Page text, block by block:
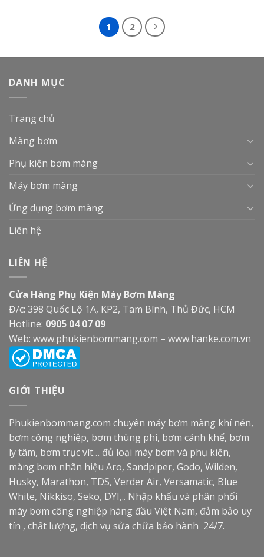
1 2
DANH MỤC
Trang chủ
Màng bơm
Phụ kiện bơm màng
Máy bơm màng
Ứng dụng bơm màng
Liên hệ
LIÊN HỆ
Cửa Hàng Phụ Kiện Máy Bơm Màng
Đ/c: 398 Quốc Lộ 1A, KP2, Tam Bình, Thủ Đức, HCM
Hotline: 0905 04 07 09
Web: www.phukienbommang.com – www.hanke.com.vn
GIỚI THIỆU
Phukienbommang.com chuyên máy bơm màng khí nén,
bơm công nghiệp, bơm thùng phi, bơm cánh khế, bơm
ly tâm, bơm trục vít… đủ loại máy bơm và phụ kiện,
màng bơm nhãn hiệu Aro, Sandpiper, Godo, Wilden,
Husky, Marathon, TDS, Verder Air, Versamatic, Blue
White, Nikkiso, Seko, DYI,.. Nhập khẩu và phân phối
máy bơm công nghiệp hàng đầu Việt Nam, đảm bảo uy
tín , chất lượng, dịch vụ sửa chữa bảo hành 24/7.